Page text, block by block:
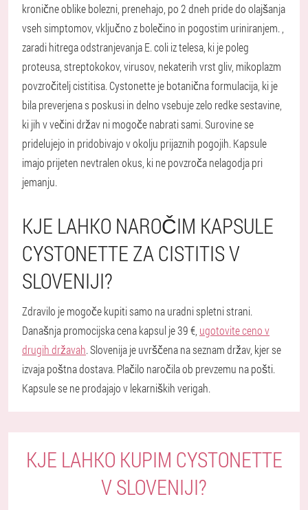
kronične oblike bolezni, prenehajo, po 2 dneh pride do olajšanja
vseh simptomov, vključno z bolečino in pogostim uriniranjem. ,
zaradi hitrega odstranjevanja E. coli iz telesa, ki je poleg
proteusa, streptokokov, virusov, nekaterih vrst gliv, mikoplazm
povzročitelj cistitisa. Cystonette je botanična formulacija, ki je
bila preverjena s poskusi in delno vsebuje zelo redke sestavine,
ki jih v večini držav ni mogoče nabrati sami. Surovine se
pridelujejo in pridobivajo v okolju prijaznih pogojih. Kapsule
imajo prijeten nevtralen okus, ki ne povzroča nelagodja pri
jemanju.
KJE LAHKO NAROČIM KAPSULE
CYSTONETTE ZA CISTITIS V
SLOVENIJI?
Zdravilo je mogoče kupiti samo na uradni spletni strani.
Današnja promocijska cena kapsul je 39 €, ugotovite ceno v
drugih državah. Slovenija je uvrščena na seznam držav, kjer se
izvaja poštna dostava. Plačilo naročila ob prevzemu na pošti.
Kapsule se ne prodajajo v lekarniških verigah.
KJE LAHKO KUPIM CYSTONETTE
V SLOVENIJI?